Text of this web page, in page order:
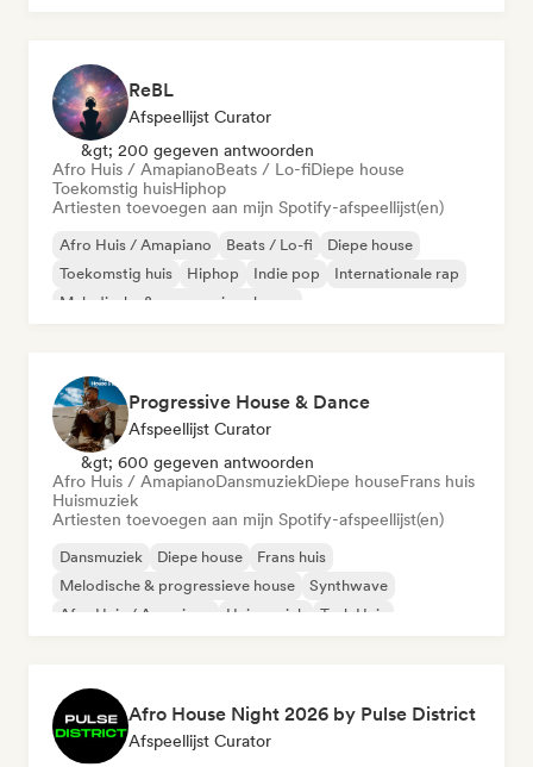
ReBL
Afspeellijst Curator
&gt; 200 gegeven antwoorden
Afro Huis / AmapianoBeats / Lo-fiDiepe house
Toekomstig huisHiphop
Artiesten toevoegen aan mijn Spotify-afspeellijst(en)
Afro Huis / Amapiano Beats / Lo-fi
Diepe house
Toekomstig huis
Hiphop Indie pop
Internationale rap
Melodische & progressieve house
Progressive House & Dance
Afspeellijst Curator
&gt; 600 gegeven antwoorden
Afro Huis / AmapianoDansmuziekDiepe houseFrans huis
Huismuziek
Artiesten toevoegen aan mijn Spotify-afspeellijst(en)
Dansmuziek Diepe house
Frans huis
Melodische & progressieve house
Synthwave
Afro Huis / Amapiano
Huismuziek Tech Huis
Afro House Night 2026 by Pulse District
Afspeellijst Curator